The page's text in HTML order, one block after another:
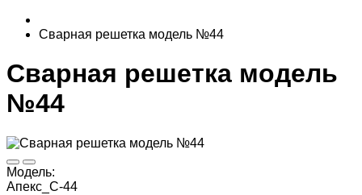
Сварная решетка модель №44
Сварная решетка модель
№44
Модель:
Апекс_С-44